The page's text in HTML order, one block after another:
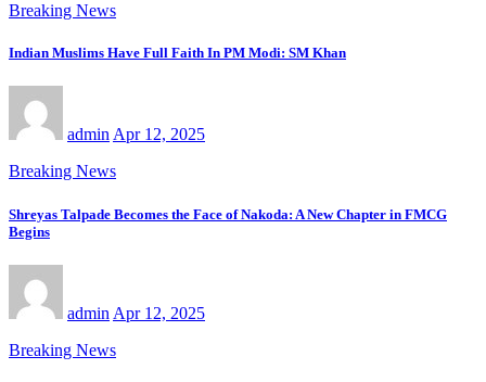
Breaking News
Indian Muslims Have Full Faith In PM Modi: SM Khan
admin Apr 12, 2025
Breaking News
Shreyas Talpade Becomes the Face of Nakoda: A New Chapter in FMCG
Begins
admin Apr 12, 2025
Breaking News